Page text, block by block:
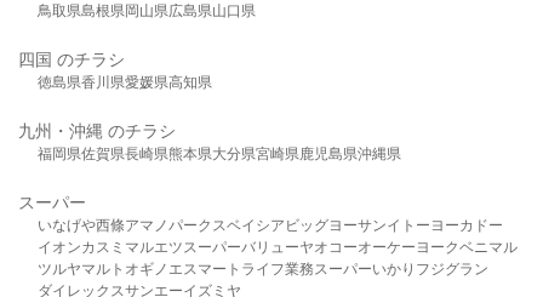
鳥取県島根県岡山県広島県山口県
四国 のチラシ
徳島県香川県愛媛県高知県
九州・沖縄 のチラシ
福岡県佐賀県長崎県熊本県大分県宮崎県鹿児島県沖縄県
スーパー
いなげや西條アマノパークスベイシア ビッグヨーサンイトーヨーカドー
イオンカスミ マルエツスーパーバリューヤオコーオーケー ヨークベニマル
ツルヤマルト オギノ エスマート ライフ業務スーパーいかり フジグラン
ダイレックスサンエーイズミヤ